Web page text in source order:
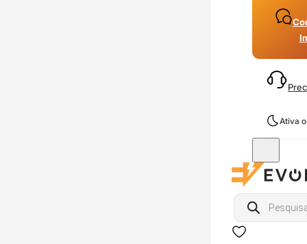
Ativa
Products
search